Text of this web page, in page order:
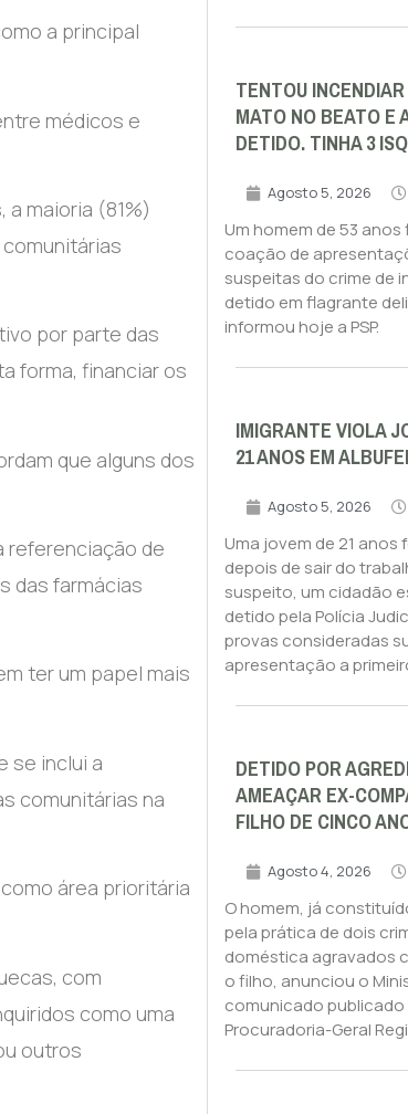
a principal
médicos e
maioria (81%)
por parte das
forma, financiar os
que alguns dos
referenciação de
das farmácias
ter um papel mais
se inclui a
comunitárias na
área prioritária
com
como uma
outros
TENTOU
MATO NO BEATO E
DETIDO. TINHA 3
Agosto 5, 2026
Um homem de 53
coação de
suspeitas do crime de
detido em flagrante
informou hoje a PSP.
IMIGRANTE VIOLA
21 ANOS EM
Agosto 5, 2026
Uma jovem de 21
depois de sair do
suspeito, um cidadão
detido pela Polícia
provas consideradas
apresentação a
DETIDO POR
AMEAÇAR EX-
FILHO DE CINCO
Agosto 4, 2026
O homem, já
pela prática de dois
doméstica agravados
o filho, anunciou o
comunicado publicado
Procuradoria-Geral